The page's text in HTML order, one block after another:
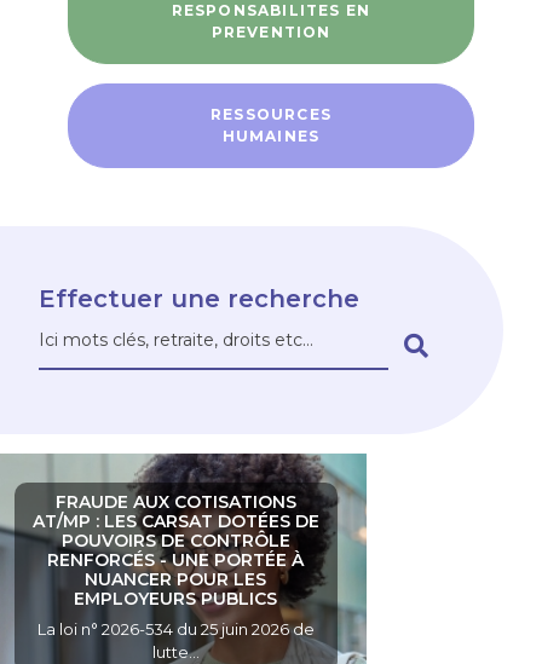
RESPONSABILITES EN
PREVENTION
RESSOURCES
HUMAINES
Effectuer une recherche
Search
FRAUDE AUX COTISATIONS
AT/MP : LES CARSAT DOTÉES DE
POUVOIRS DE CONTRÔLE
RENFORCÉS - UNE PORTÉE À
NUANCER POUR LES
EMPLOYEURS PUBLICS
La loi n° 2026-534 du 25 juin 2026 de
lutte…